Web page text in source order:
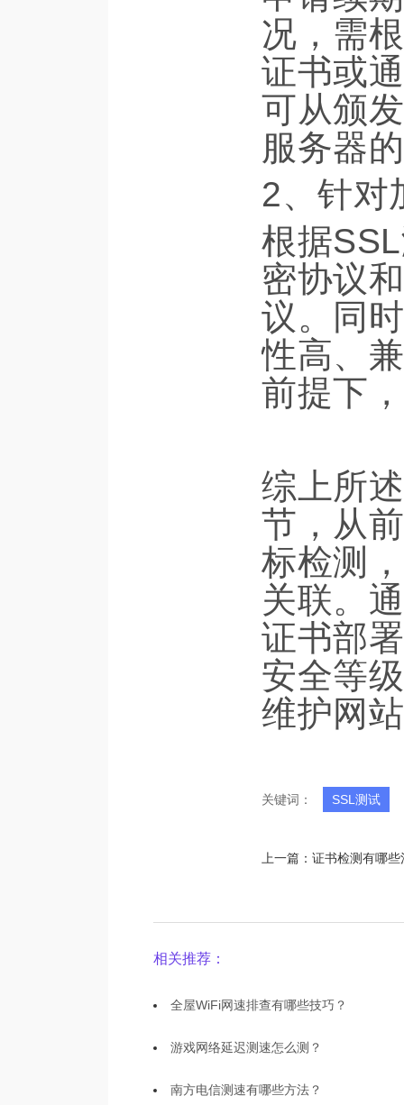
况，需
证书或
可从颁
服务器
2、针对
根据
密协议
议。同
性高、
前提下
综上所
节，从
标检测
关联。
证书部
安全等
维护网
关键词： SSL测试
上一篇： 证书检测有哪些
相关推荐：
全屋WiFi网速排查有哪些技巧？
游戏网络延迟测速怎么测？
南方电信测速有哪些方法？